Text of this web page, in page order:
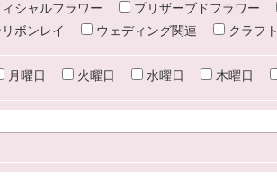
シャルフラワー プリザーブドフラワー
ボンレイ
ウェディング関連 クラフト
月曜日 火曜日 水曜日 木曜日